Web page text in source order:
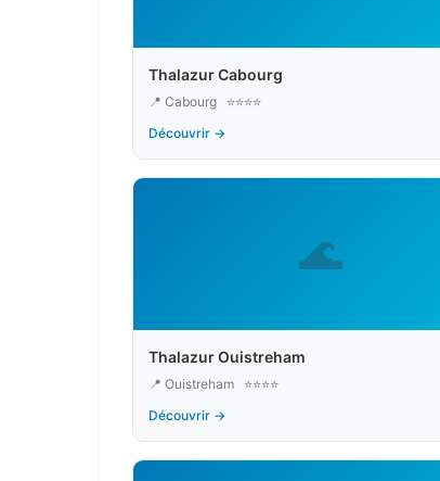
Thalazur Cabourg
📍 Cabourg
⭐⭐⭐⭐
Découvrir →
🌊
Thalazur Ouistreham
📍 Ouistreham
⭐⭐⭐⭐
Découvrir →